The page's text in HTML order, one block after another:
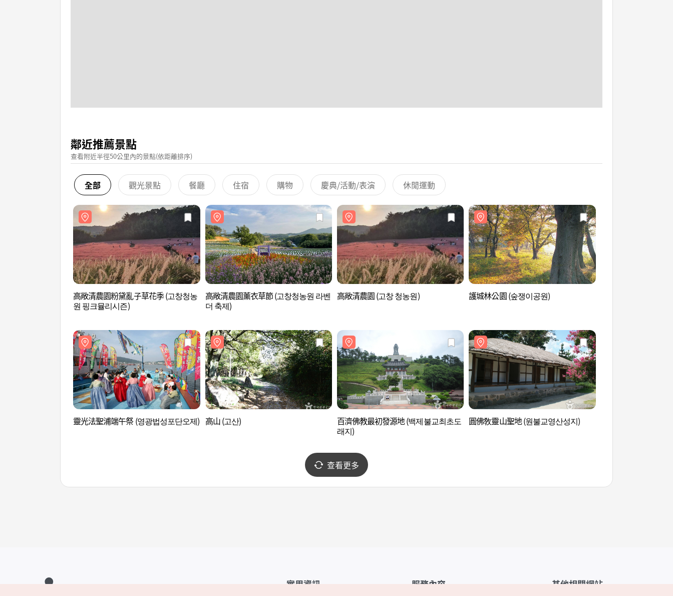
鄰近推薦景點
查看附近半徑50公里內的景點(依距離排序)
全部 觀光景點 餐廳 住宿 購物 慶典/活動/表演 休閒運動
高敞清農園粉黛亂子草花季 (고창청농
원 핑크뮬리시즌)
高敞清農園薰衣草節 (고창청농원 라벤
더 축제)
高敞清農園 (고창 청농원) 護城林公園 (숲쟁이공원)
靈光法聖浦端午祭 (영광법성포단오제) 高山 (고산)
百濟佛教最初發源地 (백제불교최초도
래지)
圓佛敎靈山聖地 (원불교영산성지)
查看更多
實用資訊 服務內容 其他相關網站